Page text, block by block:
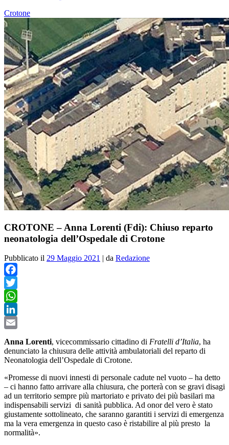
Crotone
CROTONE – Anna Lorenti (Fdi): Chiuso reparto
neonatologia dell’Ospedale di Crotone
Pubblicato il 29 Maggio 2021 | da Redazione
Facebook
Twitter
WhatsApp
LinkedIn
Anna Lorenti, vicecommissario cittadino di Fratelli d’Italia, ha
denunciato la chiusura delle attività ambulatoriali del reparto di
Neonatologia dell’Ospedale di Crotone.
«Promesse di nuovi innesti di personale cadute nel vuoto – ha detto
– ci hanno fatto arrivare alla chiusura, che porterà con se gravi disagi
ad un territorio sempre più martoriato e privato dei più basilari ma
indispensabili servizi di sanità pubblica. Ad onor del vero è stato
giustamente sottolineato, che saranno garantiti i servizi di emergenza
ma la vera emergenza in questo caso è ristabilire al più presto la
normalità».